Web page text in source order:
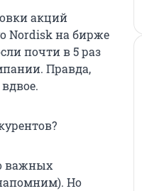
акций
Nordisk на бирже
почтив 5 раз
Правда,
важных
Но